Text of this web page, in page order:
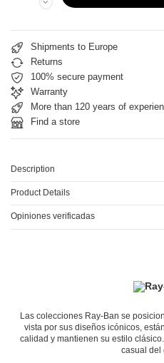
Shipments to Europe
Returns
100% secure payment
Warranty
More than 120 years of
Find a store
Description
Product Details
Opiniones verificadas
Las colecciones Ray-Ban se
vista por sus diseños icónicos,
calidad y mantienen su estilo
casual del